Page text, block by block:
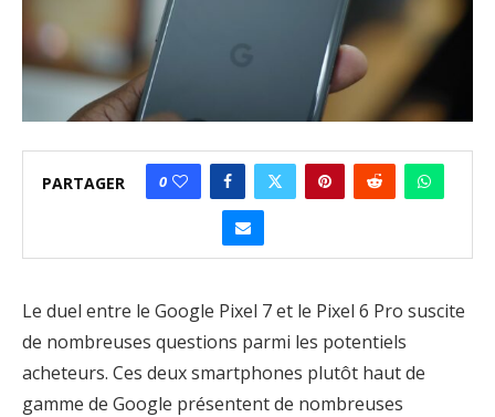
PARTAGER 0
Le duel entre le Google Pixel 7 et le Pixel 6 Pro suscite
de nombreuses questions parmi les potentiels
acheteurs. Ces deux smartphones plutôt haut de
gamme de Google présentent de nombreuses